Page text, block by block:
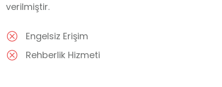
verilmiştir.
Engelsiz Erişim
Rehberlik Hizmeti